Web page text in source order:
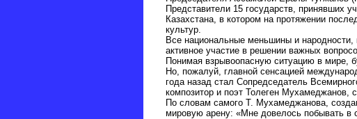
Представители 15 государств, принявших
Казахстана, в котором на протяжении
культур.
Все национальные меньшины и
активное участие в решении важных
Понимая взрывоопасную ситуацию в мире,
Но, пожалуй, главной сенсацией
года назад стал Сопредседатель
композитор и поэт Толеген Мухамеджанов,
По словам самого Т. Мухамеджанова,
мировую арену: «Мне довелось побывать в